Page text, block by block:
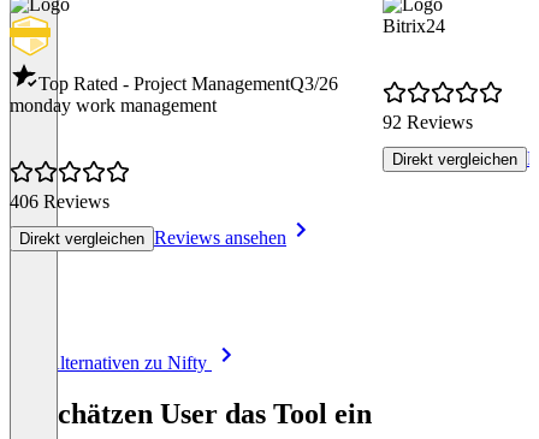
Top Rated - Project ManagementQ3/26
monday work management
406 Reviews
Direkt vergleichen Reviews ansehen
Bitrix24
92 Reviews
Direkt vergleichen
Alle Alternativen zu Nifty
So schätzen User das Tool ein